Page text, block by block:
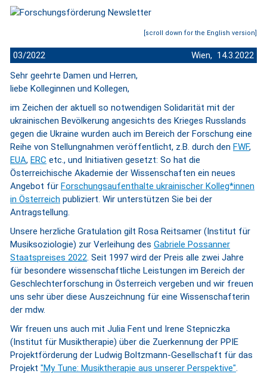
[scroll down for the English version]
03/2022
Wien, 14.3.2022
Sehr geehrte Damen und Herren,
liebe Kolleginnen und Kollegen,
im Zeichen der aktuell so notwendigen Solidarität mit der
ukrainischen Bevölkerung angesichts des Krieges Russlands
gegen die Ukraine wurden auch im Bereich der Forschung eine
Reihe von Stellungnahmen veröffentlicht, z.B. durch den FWF,
EUA, ERC etc., und Initiativen gesetzt: So hat die
Österreichische Akademie der Wissenschaften ein neues
Angebot für Forschungsaufenthalte ukrainischer Kolleg*innen
in Österreich publiziert. Wir unterstützen Sie bei der
Antragstellung.
Unsere herzliche Gratulation gilt Rosa Reitsamer (Institut für
Musiksoziologie) zur Verleihung des Gabriele Possanner
Staatspreises 2022. Seit 1997 wird der Preis alle zwei Jahre
für besondere wissenschaftliche Leistungen im Bereich der
Geschlechterforschung in Österreich vergeben und wir freuen
uns sehr über diese Auszeichnung für eine Wissenschafterin
der mdw.
Wir freuen uns auch mit Julia Fent und Irene Stepniczka
(Institut für Musiktherapie) über die Zuerkennung der PPIE
Projektförderung der Ludwig Boltzmann-Gesellschaft für das
Projekt "My Tune: Musiktherapie aus unserer Perspektive".